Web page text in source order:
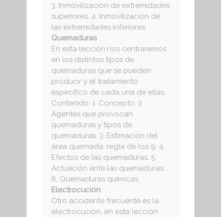
3. Inmovilización de extremidades
superiores. 4. Inmovilización de
las extremidades inferiores.
Quemaduras
En esta lección nos centraremos
en los distintos tipos de
quemaduras que se pueden
producir y el tratamiento
específico de cada una de ellas.
Contenido: 1. Concepto. 2.
Agentes que provocan
quemaduras y tipos de
quemaduras. 3. Estimación del
área quemada: regla de los 9. 4.
Efectos de las quemaduras. 5.
Actuación ante las quemaduras.
6. Quemaduras químicas.
Electrocución
Otro accidente frecuente es la
electrocución, en esta lección